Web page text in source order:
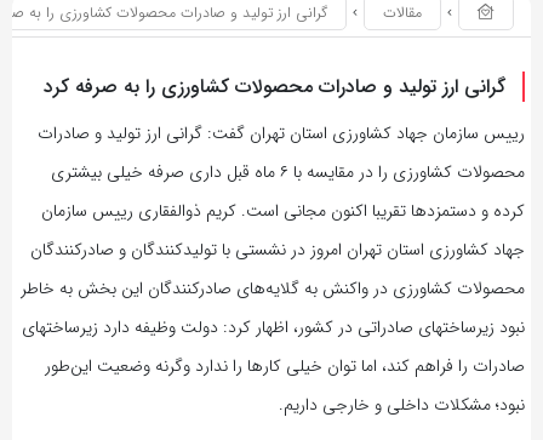
مقالات گرانی ارز تولید و صادرات محصولات کشاورزی را به
گرانی ارز تولید و صادرات محصولات کشاورزی را به صرفه کرد
رییس سازمان جهاد کشاورزی استان تهران گفت: گرانی ارز تولید و صادرات
محصولات کشاورزی را در مقایسه با ۶ ماه قبل داری صرفه خیلی بیشتری
کرده و دستمزدها تقریبا اکنون مجانی است. کریم ذوالفقاری رییس سازمان
جهاد کشاورزی استان تهران امروز در نشستی با تولیدکنندگان و صادرکنندگان
محصولات کشاورزی در واکنش به گلایه‌های صادرکنندگان این بخش به خاطر
نبود زیرساختهای صادراتی در کشور، اظهار کرد: دولت وظیفه دارد زیرساختهای
صادرات را فراهم کند، اما توان خیلی کارها را ندارد وگرنه وضعیت‌ این‌طور
نبود؛ مشکلات داخلی و خارجی داریم.